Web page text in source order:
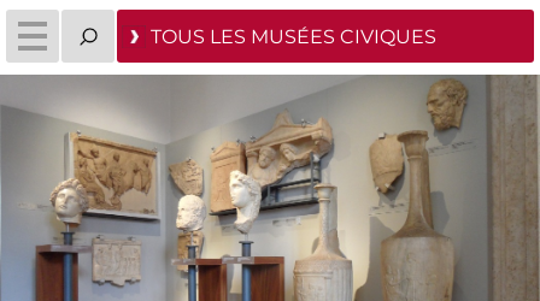
TOUS LES MUSÉES CIVIQUES